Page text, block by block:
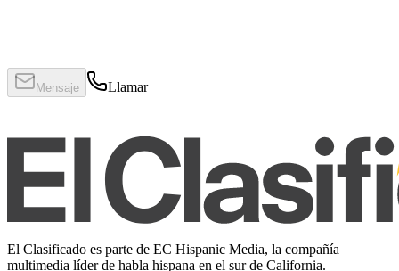
Mensaje Llamar
El Clasificado es parte de EC Hispanic Media, la compañía
multimedia líder de habla hispana en el sur de California.